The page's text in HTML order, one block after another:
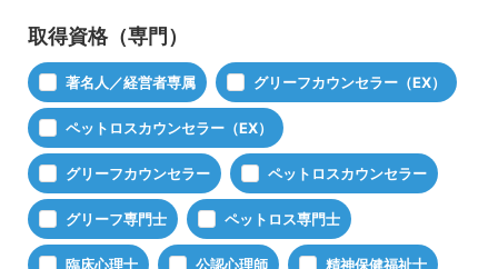
取得資格（専門）
著名人／経営者専属 グリーフカウンセラー（EX）
ペットロスカウンセラー（EX）
グリーフカウンセラー ペットロスカウンセラー
グリーフ専門士 ペットロス専門士
臨床心理士 公認心理師 精神保健福祉士